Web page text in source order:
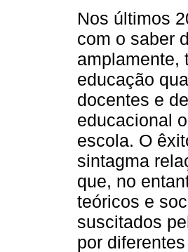
Nos últimos
com o saber
amplamente,
educação
docentes e
educacional
escola. O
sintagma
que, no
teóricos e
suscitados
por